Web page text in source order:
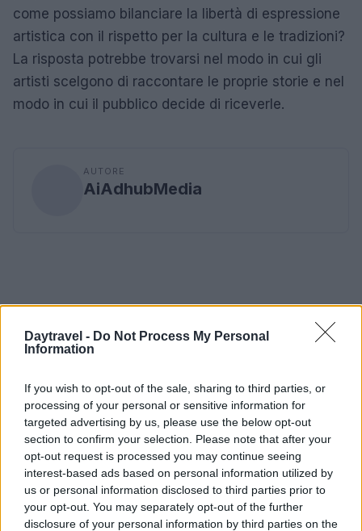
Daytravel - Do Not Process My Personal
Information
If you wish to opt-out of the sale, sharing to third parties, or
processing of your personal or sensitive information for
targeted advertising by us, please use the below opt-out
section to confirm your selection. Please note that after your
opt-out request is processed you may continue seeing
interest-based ads based on personal information utilized by
us or personal information disclosed to third parties prior to
your opt-out. You may separately opt-out of the further
disclosure of your personal information by third parties on the
come possiamo bilanciare la libertà di espressione
artistica con il rispetto per la cultura e le tradizioni?
La risposta potrebbe trovarsi nel modo in cui gli
artisti scelgono di raccontare le proprie storie e nel
modo in cui il pubblico decide di riceverle.
AUTORE
AiAdhubMedia